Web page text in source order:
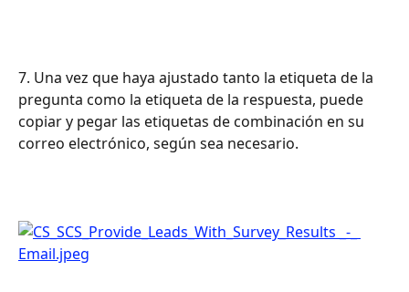
7. Una vez que haya ajustado tanto la etiqueta de la
pregunta como la etiqueta de la respuesta, puede
copiar y pegar las etiquetas de combinación en su
correo electrónico, según sea necesario.